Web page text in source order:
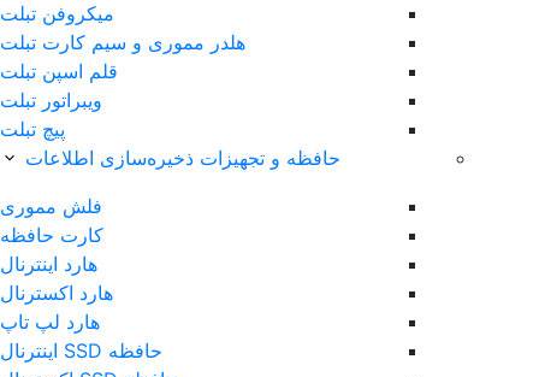
میکروفن تبلت
هلدر مموری و سیم کارت تبلت
قلم اس‎پن تبلت
ویبراتور تبلت
پیچ تبلت
حافظه و تجهیزات ذخیره‌سازی اطلاعات
فلش مموری
کارت حافظه
هارد اینترنال
هارد اکسترنال
هارد لپ تاپ
حافظه SSD اینترنال